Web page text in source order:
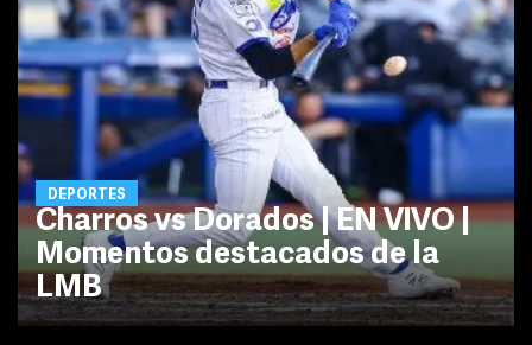
DEPORTES
Charros vs Dorados | EN VIVO |
Momentos destacados de la
LMB